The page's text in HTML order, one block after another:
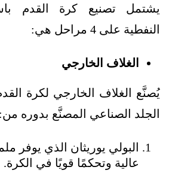
يشتمل تصنيع كرة القدم
النفطية على 4 مراحل هي:
الغلاف الخارجي
يُصنَّع الغلاف الخارجي لكرة
الجلد الصناعي المصنَّع بدوره من:
البولي يوريثان الذي يوفر
عالية وتحكمًا قويًا في الكرة.